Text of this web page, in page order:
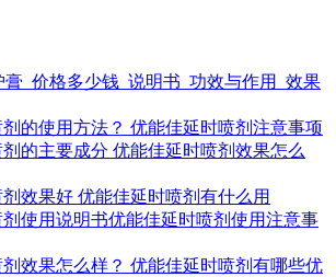
_价格多少钱_说明书_功效与作用_效果
的使用方法？ 优能佳延时喷剂注意事项
的主要成分 优能佳延时喷剂效果怎么
效果好 优能佳延时喷剂有什么用
使用说明书优能佳延时喷剂使用注意事
效果怎么样？ 优能佳延时喷剂有哪些优